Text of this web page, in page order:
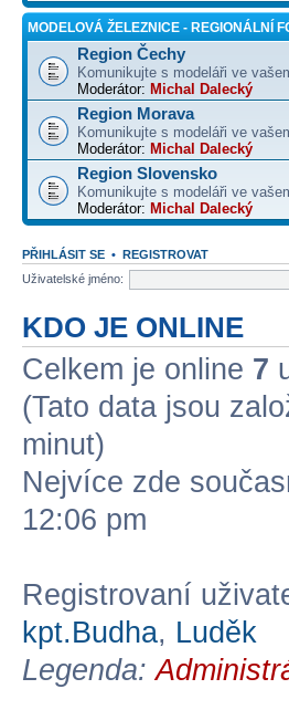
MODELOVÁ ŽELEZNICE - REGIONÁLNÍ
Region Čechy
Komunikujte s modeláři ve
Moderátor: Michal Dalecký
Region Morava
Komunikujte s modeláři ve
Moderátor: Michal Dalecký
Region Slovensko
Komunikujte s modeláři ve
Moderátor: Michal Dalecký
PŘIHLÁSIT SE • REGISTROVAT
Uživatelské jméno:
KDO JE ONLINE
Celkem je online 7
(Tato data jsou
minut)
Nejvíce zde
12:06 pm
Registrovaní
kpt.Budha, Luděk
Legenda: